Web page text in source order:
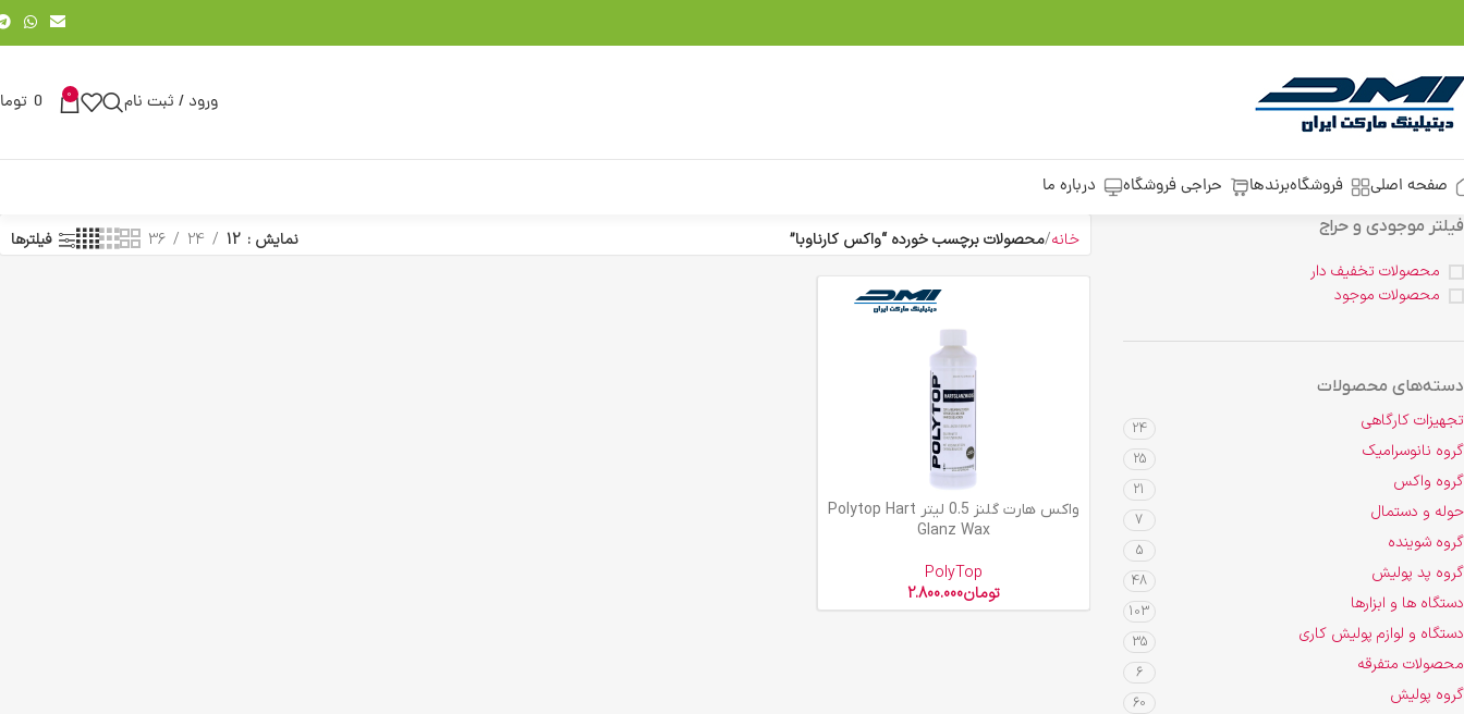
ورود / ثبت نام 0
0
صفحه اصلی فروشگاهبرندها حراجی فروشگاه درباره ما
فیلتر موجودی و حراج
محصولات تخفیف دار
محصولات موجود
دسته‌های محصولات
تجهیزات کارگاهی 24
گروه نانوسرامیک 25
گروه واکس 21
حوله و دستمال 7
گروه شوینده 5
گروه پد پولیش 48
دستگاه ها و ابزارها 103
دستگاه و لوازم پولیش کاری 35
محصولات متفرقه 6
گروه پولیش 60
خانه محصولات برچسب خورده “واکس کارناوبا” نمایش 12
24
36 فیلترها
افزودن به سبد خرید
واکس هارت گلنز 0.5 لیتر Polytop Hart
Glanz Wax
PolyTop
تومان2.800.000